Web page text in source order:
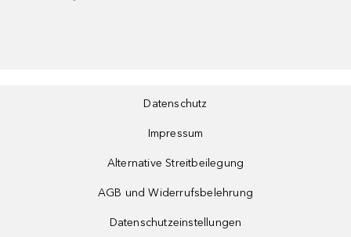
Datenschutz
Impressum
Alternative Streitbeilegung
AGB und Widerrufsbelehrung
Datenschutzeinstellungen